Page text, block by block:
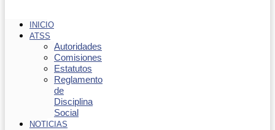
INICIO
ATSS
Autoridades
Comisiones
Estatutos
Reglamento
de
Disciplina
Social
NOTICIAS